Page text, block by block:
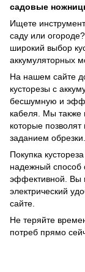
садовые
Ищете
саду или
широкий выбор
аккумуляторных
На нашем сайте
кусторезы с
бесшумную и
кабеля. Мы также
которые
заданием обрезки.
Покупка
надежный способ
эффективной. Вы
электрический
сайте.
Не теряйте
потреб прямо